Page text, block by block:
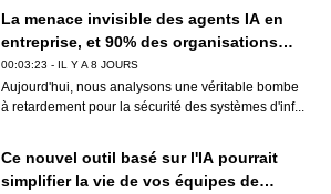
La menace invisible des agents IA en
entreprise, et 90% des organisations
sont concernées
00:03:23 - IL Y A 8 JOURS
Aujourd'hui, nous analysons une véritable bombe
à retardement pour la sécurité des systèmes d'inf...
Ce nouvel outil basé sur l'IA pourrait
simplifier la vie de vos équipes de